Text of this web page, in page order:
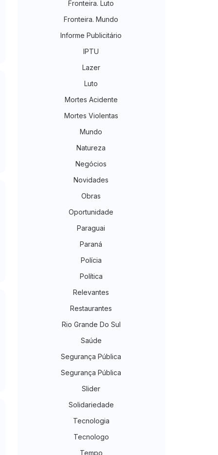
Fronteira. Luto
Fronteira. Mundo
Informe Publicitário
IPTU
Lazer
Luto
Mortes Acidente
Mortes Violentas
Mundo
Natureza
Negócios
Novidades
Obras
Oportunidade
Paraguai
Paraná
Polícia
Política
Relevantes
Restaurantes
Rio Grande Do Sul
Saúde
Segurança Pública
Segurança Pública
Slider
Solidariedade
Tecnologia
Tecnologo
Tempo